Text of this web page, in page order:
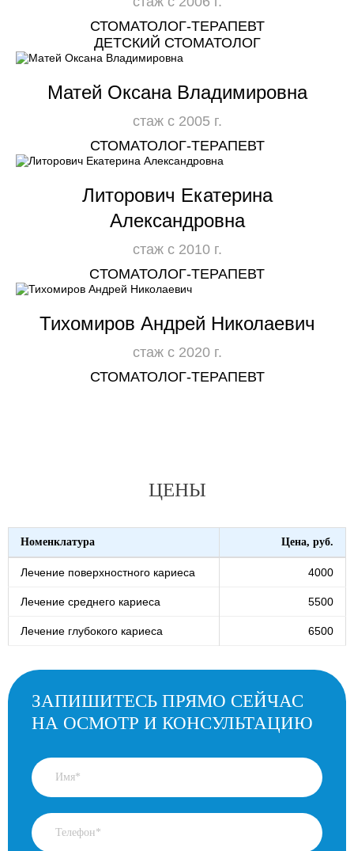
СТОМАТОЛОГ-ТЕРАПЕВТ
ДЕТСКИЙ СТОМАТОЛОГ
Матей Оксана Владимировна
стаж с 2005 г.
СТОМАТОЛОГ-ТЕРАПЕВТ
Литорович Екатерина
Александровна
стаж с 2010 г.
CТОМАТОЛОГ-ТЕРАПЕВТ
Тихомиров Андрей Николаевич
стаж с 2020 г.
СТОМАТОЛОГ-ТЕРАПЕВТ
ЦЕНЫ
Номенклатура Цена, руб.
Лечение поверхностного кариеса 4000
Лечение среднего кариеса 5500
Лечение глубокого кариеса 6500
ЗАПИШИТЕСЬ ПРЯМО СЕЙЧАС
НА ОСМОТР И КОНСУЛЬТАЦИЮ